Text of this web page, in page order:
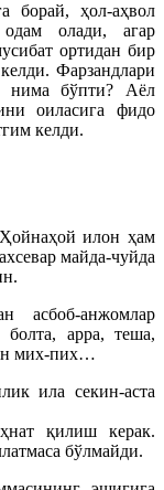
борай, ҳол-аҳвол
олади, агар
ортидан бир
Фарзандлари
нима бўпти? Аёл
оиласига фидо
келди.
илон ҳам
майда-чуйда
асбоб-анжомлар
болта, арра, теша,
мих-пих…
ила секин-аста
қилиш керак.
бўлмайди.